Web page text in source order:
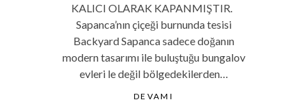
KALICI OLARAK KAPANMIŞTIR.
Sapanca’nın çiçeği burnunda tesisi
Backyard Sapanca sadece doğanın
modern tasarımı ile buluştuğu bungalov
evleri le değil bölgedekilerden…
DEVAMI